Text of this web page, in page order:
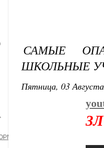
САМЫЕ
ШКОЛЬНЫЕ
Пятница, 03